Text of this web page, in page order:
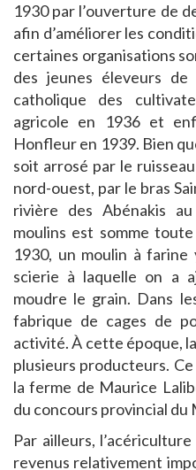
1930 par l’ouverture de
afin d’améliorer les
certaines organisations
des jeunes éleveurs de
catholique des
agricole en 1936 et
Honfleur en 1939. Bien
soit arrosé par le
nord-ouest, par le bras
rivière des Abénakis
moulins est somme
1930, un moulin à farine
scierie à laquelle on a
moudre le grain. Dans
fabrique de cages de
activité. À cette époque,
plusieurs producteurs. Ce
la ferme de Maurice
du concours provincial
Par ailleurs,
revenus relativement